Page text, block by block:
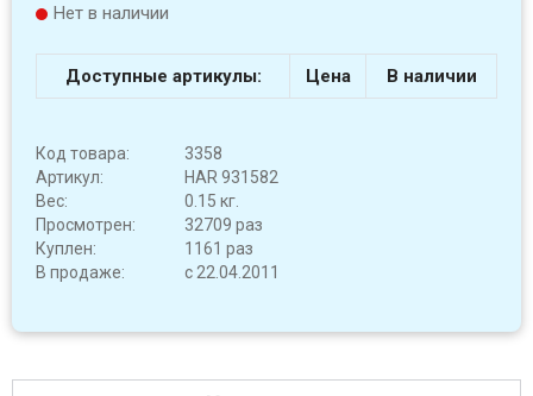
Нет в наличии
Доступные артикулы: Цена В наличии
Код товара:
3358
Артикул:
HAR 931582
Вес:
0.15 кг.
Просмотрен:
32709 раз
Куплен:
1161 раз
В продаже:
с 22.04.2011